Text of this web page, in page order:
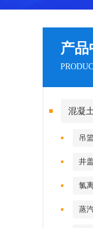
产品
混凝
吊
井
氯
蒸